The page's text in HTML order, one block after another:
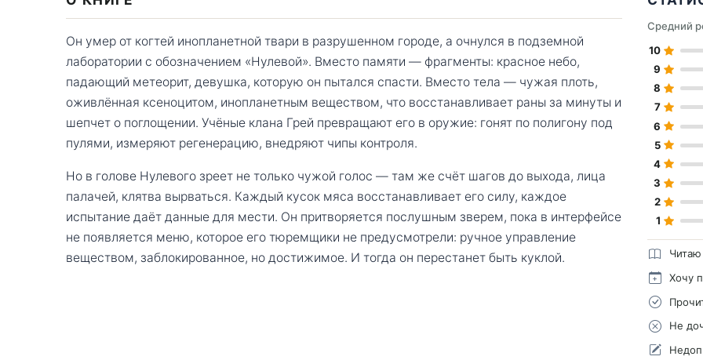
Он умер от когтей инопланетной твари в разрушенном городе, а очнулся в подземной
лаборатории с обозначением «Нулевой». Вместо памяти — фрагменты: красное небо,
падающий метеорит, девушка, которую он пытался спасти. Вместо тела — чужая плоть,
оживлённая ксеноцитом, инопланетным веществом, что восстанавливает раны за минуты и
шепчет о поглощении. Учёные клана Грей превращают его в оружие: гонят по полигону под
пулями, измеряют регенерацию, внедряют чипы контроля.
Но в голове Нулевого зреет не только чужой голос — там же счёт шагов до выхода, лица
палачей, клятва вырваться. Каждый кусок мяса восстанавливает его силу, каждое
испытание даёт данные для мести. Он притворяется послушным зверем, пока в интерфейсе
не появляется меню, которое его тюремщики не предусмотрели: ручное управление
веществом, заблокированное, но достижимое. И тогда он перестанет быть куклой.
Средний
10
9
8
7
6
5
4
3
2
1
Читаю
Хочу
Не